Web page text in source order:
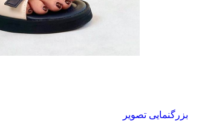
بزرگنمایی تصویر